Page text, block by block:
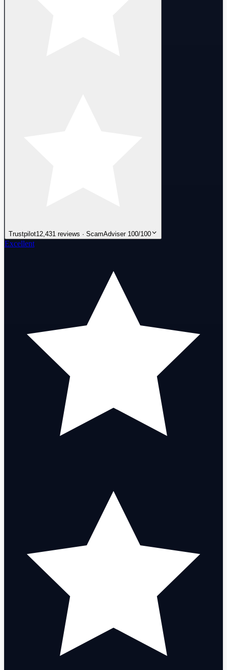
Trustpilot12,431 reviews · ScamAdviser 100/100
Excellent